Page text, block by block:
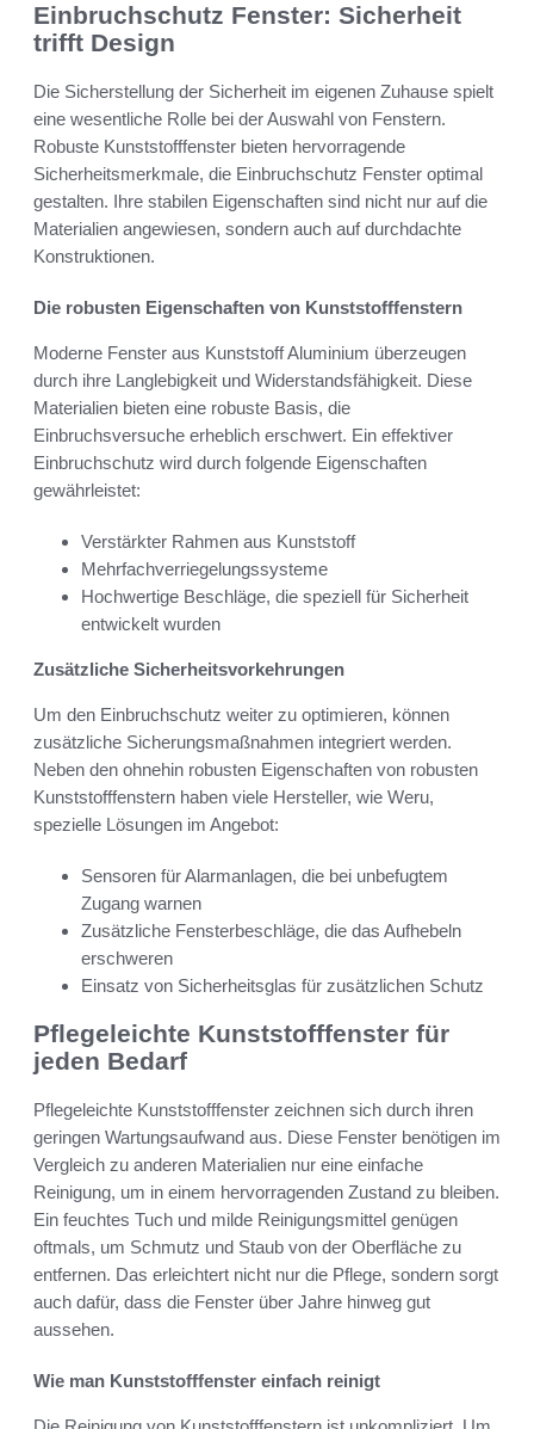
Einbruchschutz Fenster: Sicherheit
trifft Design
Die Sicherstellung der Sicherheit im eigenen Zuhause spielt
eine wesentliche Rolle bei der Auswahl von Fenstern.
Robuste Kunststofffenster bieten hervorragende
Sicherheitsmerkmale, die Einbruchschutz Fenster optimal
gestalten. Ihre stabilen Eigenschaften sind nicht nur auf die
Materialien angewiesen, sondern auch auf durchdachte
Konstruktionen.
Die robusten Eigenschaften von Kunststofffenstern
Moderne Fenster aus Kunststoff Aluminium überzeugen
durch ihre Langlebigkeit und Widerstandsfähigkeit. Diese
Materialien bieten eine robuste Basis, die
Einbruchsversuche erheblich erschwert. Ein effektiver
Einbruchschutz wird durch folgende Eigenschaften
gewährleistet:
Verstärkter Rahmen aus Kunststoff
Mehrfachverriegelungssysteme
Hochwertige Beschläge, die speziell für Sicherheit
entwickelt wurden
Zusätzliche Sicherheitsvorkehrungen
Um den Einbruchschutz weiter zu optimieren, können
zusätzliche Sicherungsmaßnahmen integriert werden.
Neben den ohnehin robusten Eigenschaften von robusten
Kunststofffenstern haben viele Hersteller, wie Weru,
spezielle Lösungen im Angebot:
Sensoren für Alarmanlagen, die bei unbefugtem
Zugang warnen
Zusätzliche Fensterbeschläge, die das Aufhebeln
erschweren
Einsatz von Sicherheitsglas für zusätzlichen Schutz
Pflegeleichte Kunststofffenster für
jeden Bedarf
Pflegeleichte Kunststofffenster zeichnen sich durch ihren
geringen Wartungsaufwand aus. Diese Fenster benötigen im
Vergleich zu anderen Materialien nur eine einfache
Reinigung, um in einem hervorragenden Zustand zu bleiben.
Ein feuchtes Tuch und milde Reinigungsmittel genügen
oftmals, um Schmutz und Staub von der Oberfläche zu
entfernen. Das erleichtert nicht nur die Pflege, sondern sorgt
auch dafür, dass die Fenster über Jahre hinweg gut
aussehen.
Wie man Kunststofffenster einfach reinigt